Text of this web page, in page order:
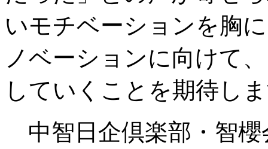
いモチベーションを胸
ノベーションに向けて
していくことを期待し
中智日企倶楽部・智櫻